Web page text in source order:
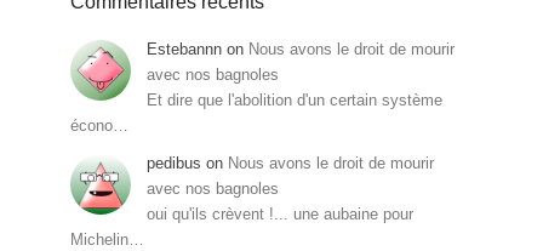
Estebannn on Nous avons le droit de mourir
avec nos bagnoles
Et dire que l'abolition d'un certain système
écono…
pedibus on Nous avons le droit de mourir
avec nos bagnoles
oui qu'ils crèvent !... une aubaine pour
Michelin…